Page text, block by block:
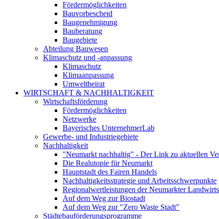
Fördermöglichkeiten
Bauvorbescheid
Baugenehmigung
Bauberatung
Baugebiete
Abteilung Bauwesen
Klimaschutz und -anpassung
Klimaschutz
Klimaanpassung
Umweltbeirat
WIRTSCHAFT & NACHHALTIGKEIT
Wirtschaftsförderung
Fördermöglichkeiten
Netzwerke
Bayerisches UnternehmerLab
Gewerbe- und Industriegebiete
Nachhaltigkeit
"Neumarkt nachhaltig" - Der Link zu aktuellen
Die Realutopie für Neumarkt
Hauptstadt des Fairen Handels
Nachhaltigkeitsstrategie und Arbeitsschwerpunkte
Regionalwertleistungen der Neumarkter
Auf dem Weg zur Biostadt
Auf dem Weg zur "Zero Waste Stadt"
Städtebauförderungsprogramme